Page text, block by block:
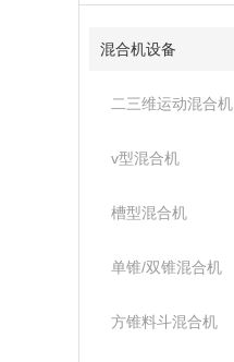
混合机设备
二三维运动混合机
v型混合机
槽型混合机
单锥/双锥混合机
方锥料斗混合机